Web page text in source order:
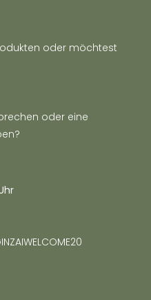
oder möchtest
oder eine